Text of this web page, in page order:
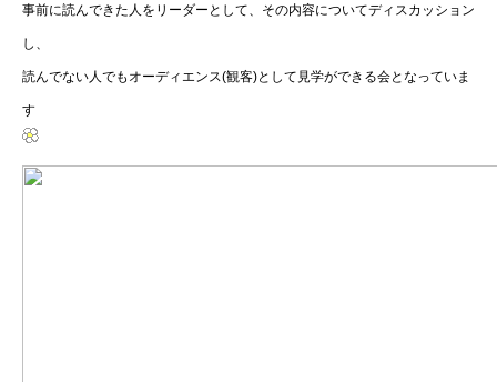
事前に読んできた人をリーダーとして、その内容についてディスカッション
し、
読んでない人でもオーディエンス(観客)として見学ができる会となっていま
す